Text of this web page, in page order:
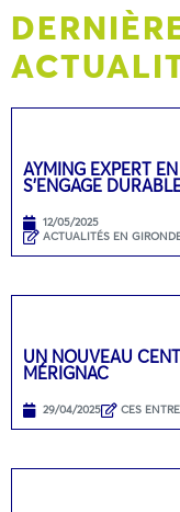
AYMING EXPERT
S’ENGAGE
12/05/2025
ACTUALITÉS EN
UN NOUVEAU
MÉRIGNAC
29/04/2025 CES